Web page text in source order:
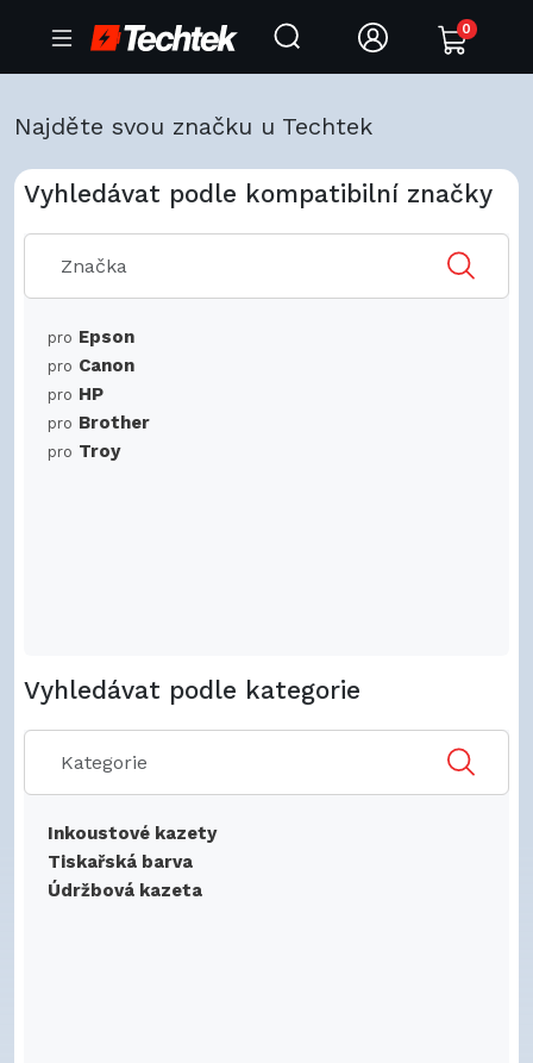
0
Najděte svou značku u Techtek
Vyhledávat podle kompatibilní značky
pro Epson
pro Canon
pro HP
pro Brother
pro Troy
Vyhledávat podle kategorie
Inkoustové kazety
Tiskařská barva
Údržbová kazeta